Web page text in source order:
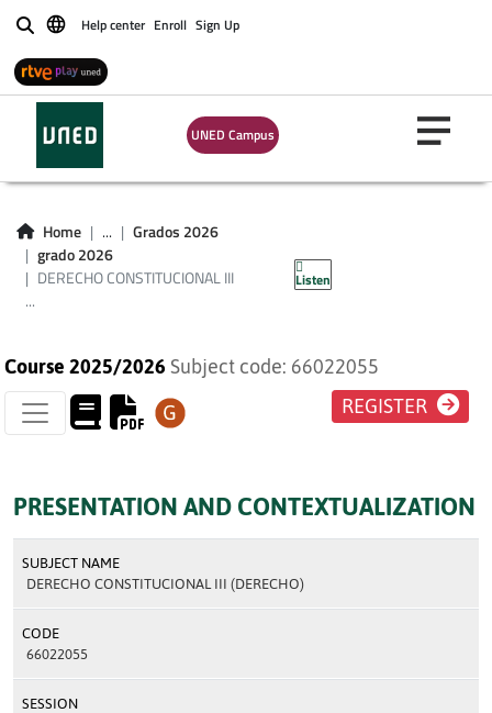
BuscarHelp center Enroll Sign Up
UNED Campus
Home ...
Grados 2026
grado 2026
DERECHO CONSTITUCIONAL III
...
Listen
DERECHO
CONSTITUCIONAL III
(DERECHO)
Course 2025/2026 Subject code: 66022055
REGISTER
PRESENTATION AND CONTEXTUALIZATION
SUBJECT NAME
DERECHO CONSTITUCIONAL III (DERECHO)
CODE
66022055
SESSION